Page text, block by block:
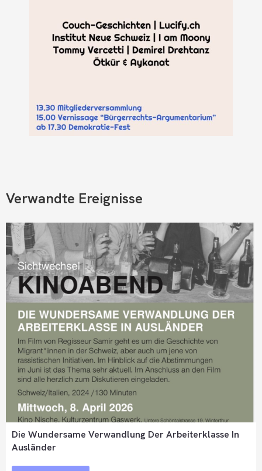
Verwandte Ereignisse
Die Wundersame Verwandlung Der Arbeiterklasse In
Ausländer